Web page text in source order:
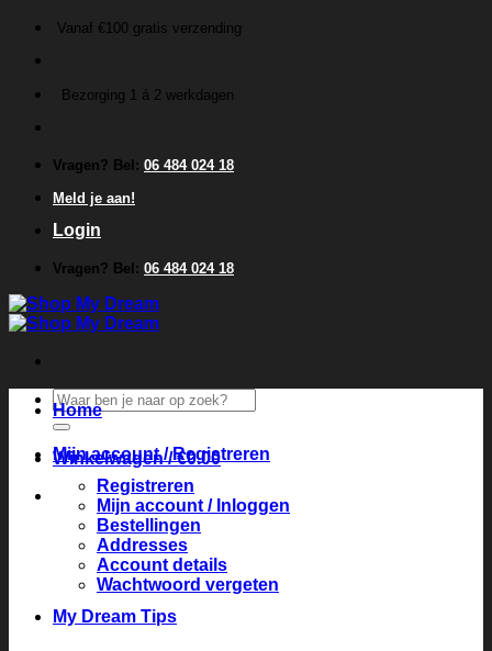
inhoud
Vanaf €100 gratis verzending
Bezorging 1 á 2 werkdagen
Vragen? Bel: 06 484 024 18
Meld je aan!
Login
Vragen? Bel: 06 484 024 18
Zoeken
naar:
Winkelwagen /€0.00
Home
Mijn account / Registreren
Registreren
Mijn account / Inloggen
Bestellingen
Addresses
Account details
Wachtwoord vergeten
My Dream Tips